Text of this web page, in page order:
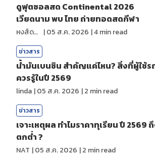
ดูฟุตซอลสด Continental 2026
เวียดนาม พบ ไทย ถ่ายทอดสดกีฬา
หงส์ดรุณ |05 ส.ค. 2026 |4min read
ข่าวสาร
น้ำมันเบนซิน สำคัญแค่ไหน? สิ่งที่ผู้ใช้ร
ควรรู้ในปี 2569
linda |05 ส.ค. 2026 |2 min read
ข่าวสาร
เจาะเหตุผล ทำไมราคาทุเรียน ปี 2569
ตกต่ำ ?
NAT |05 ส.ค. 2026 |2 min read